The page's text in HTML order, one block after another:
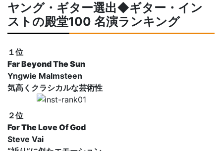
ヤング・ギター選出◆ギター・イン
ストの殿堂100 名演ランキング
１位
Far Beyond The Sun
Yngwie Malmsteen
気高くクラシカルな芸術性
２位
For The Love Of God
Steve Vai